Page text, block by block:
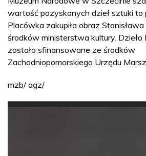
wartość pozyskanych dzieł sztuki to
Placówka zakupiła obraz
środków ministerstwa kultury. Dzieło
zostało sfinansowane ze środków
Zachodniopomorskiego Urzędu
mzb/ agz/